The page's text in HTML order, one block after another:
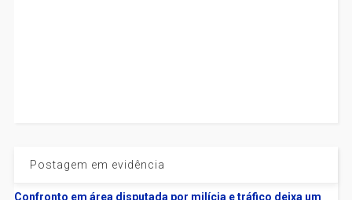
Postagem em evidência
Confronto em área disputada por milícia e tráfico deixa um